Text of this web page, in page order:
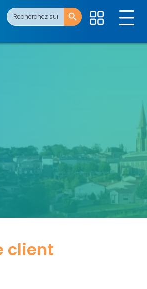
Search
for:
Search Button
client